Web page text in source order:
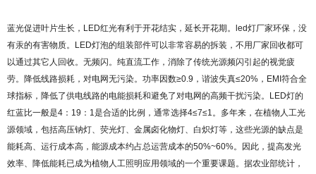
蓝光促进叶片生长，LED红光有利于开花结实，延长开花期。led灯厂家环保，没
有汞的有害物质。LED灯泡的组装部件可以非常容易的拆装，不用厂家回收都可
以通过其它人回收。无频闪。纯直流工作，消除了传统光源频闪引起的视觉疲
劳。降低线路损耗，对电网无污染。功率因数≥0.9，谐波失真≤20%，EMI符合全
球指标，降低了供电线路的电能损耗和避免了对电网的高频干扰污染。LED灯的
红蓝比一般是4：19：1是合适的比例，通常选择4≤7≤1。多年来，在植物人工光
源领域，包括高压钠灯、荧光灯、金属卤化物灯、白炽灯等，这些光源的缺点是
能耗高、运行成本高，能源成本约占总运营成本的50%~60%。因此，提高发光
效率、降低能耗已成为植物人工照明应用领域的一个重要课题。据农业部统计，